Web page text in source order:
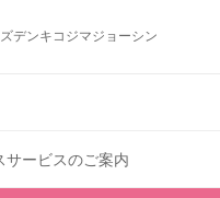
デンキ コジマジョーシン
サービスのご案内